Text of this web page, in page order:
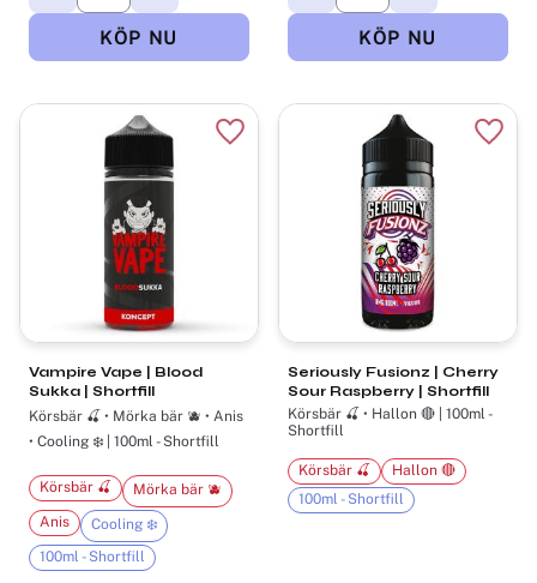
Vampire Vape | Blood
Sukka | Shortfill
Körsbär 🍒 • Mörka bär 🫐 • Anis
• Cooling ❄️ | 100ml - Shortfill
Körsbär 🍒
Mörka bär 🫐
Anis
Cooling ❄️
100ml - Shortfill
Lägg till i favoriter
Seriously Fusionz | Cherry
Sour Raspberry | Shortfill
Körsbär 🍒 • Hallon 🔴 | 100ml -
Shortfill
Körsbär 🍒
Hallon 🔴
100ml - Shortfill